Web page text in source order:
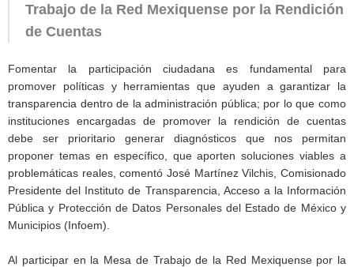
Trabajo de la Red Mexiquense por la Rendición
de Cuentas
Fomentar la participación ciudadana es fundamental para
promover políticas y herramientas que ayuden a garantizar la
transparencia dentro de la administración pública; por lo que como
instituciones encargadas de promover la rendición de cuentas
debe ser prioritario generar diagnósticos que nos permitan
proponer temas en específico, que aporten soluciones viables a
problemáticas reales, comentó José Martínez Vilchis, Comisionado
Presidente del Instituto de Transparencia, Acceso a la Información
Pública y Protección de Datos Personales del Estado de México y
Municipios (Infoem).
Al participar en la Mesa de Trabajo de la Red Mexiquense por la